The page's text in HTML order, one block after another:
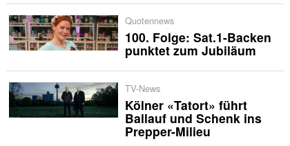
Quotennews
100. Folge: Sat.1-Backen
punktet zum Jubiläum
TV-News
Kölner «Tatort» führt
Ballauf und Schenk ins
Prepper-Milieu